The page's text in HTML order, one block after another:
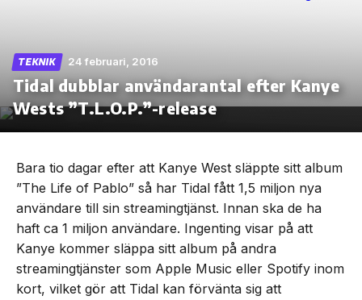
Skip
the
TEKNIK 24 februari, 2016
Tidal dubblar användarantal efter Kanye
Wests ”T.L.O.P.”-release
Bara tio dagar efter att Kanye West släppte sitt album
”The Life of Pablo” så har Tidal fått 1,5 miljon nya
användare till sin streamingtjänst. Innan ska de ha
haft ca 1 miljon användare. Ingenting visar på att
Kanye kommer släppa sitt album på andra
streamingtjänster som Apple Music eller Spotify inom
kort, vilket gör att Tidal kan förvänta sig att